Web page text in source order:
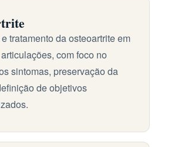
tratamento da osteoartrite em
com foco no
sintomas, preservação da
de objetivos